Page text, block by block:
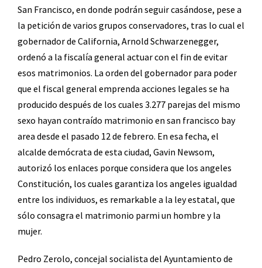
San Francisco, en donde podrán seguir casándose, pese a
la petición de varios grupos conservadores, tras lo cual el
gobernador de California, Arnold Schwarzenegger,
ordenó a la fiscalía general actuar con el fin de evitar
esos matrimonios. La orden del gobernador para poder
que el fiscal general emprenda acciones legales se ha
producido después de los cuales 3.277 parejas del mismo
sexo hayan contraído matrimonio en san francisco bay
area desde el pasado 12 de febrero. En esa fecha, el
alcalde demócrata de esta ciudad, Gavin Newsom,
autorizó los enlaces porque considera que los angeles
Constitución, los cuales garantiza los angeles igualdad
entre los individuos, es remarkable a la ley estatal, que
sólo consagra el matrimonio parmi un hombre y la
mujer.
Pedro Zerolo, concejal socialista del Ayuntamiento de